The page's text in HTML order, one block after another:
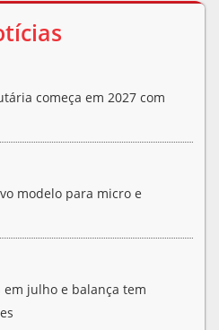
começa em 2027 com
modelo para micro e
em julho e balança tem